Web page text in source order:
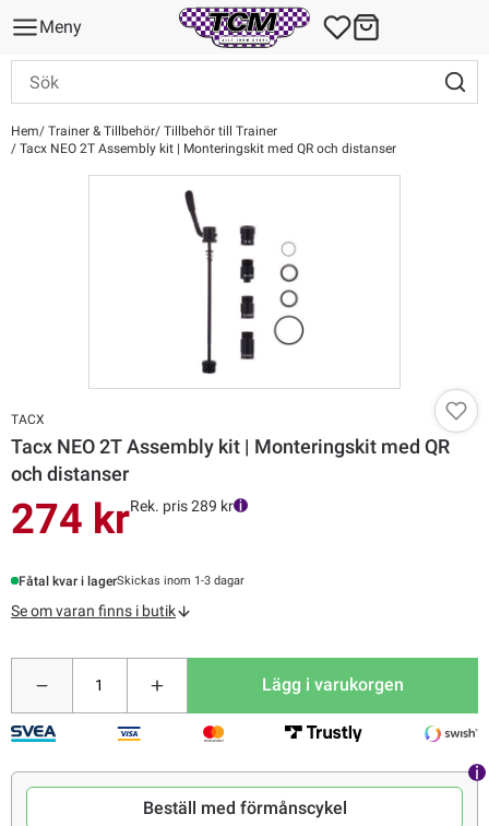
Meny
Hem Trainer & Tillbehör Tillbehör till Trainer
Tacx NEO 2T Assembly kit | Monteringskit med QR och distanser
TACX
Tacx NEO 2T Assembly kit | Monteringskit med QR
och distanser
274 krRek. pris 289 kr
Fåtal kvar i lagerSkickas inom 1-3 dagar
Se om varan finns i butik
Lägg i varukorgen
Beställ med förmånscykel